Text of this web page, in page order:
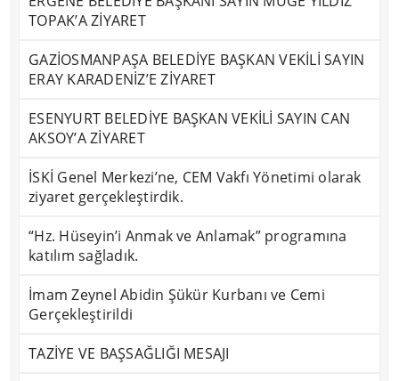
TOPAK’A ZİYARET
GAZİOSMANPAŞA BELEDİYE BAŞKAN VEKİLİ SAYIN
ERAY KARADENİZ’E ZİYARET
ESENYURT BELEDİYE BAŞKAN VEKİLİ SAYIN CAN
AKSOY’A ZİYARET
İSKİ Genel Merkezi’ne, CEM Vakfı Yönetimi olarak
ziyaret gerçekleştirdik.
“Hz. Hüseyin’i Anmak ve Anlamak” programına
katılım sağladık.
İmam Zeynel Abidin Şükür Kurbanı ve Cemi
Gerçekleştirildi
TAZİYE VE BAŞSAĞLIĞI MESAJI